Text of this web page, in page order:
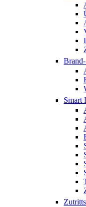
Smart